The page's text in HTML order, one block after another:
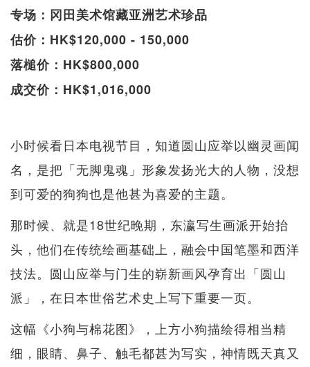
专场：冈田美术馆藏亚洲艺术珍品
估价：HK$120,000 - 150,000
落槌价：HK$800,000
成交价：HK$1,016,000
小时候看日本电视节目，知道圆山应举以幽灵画闻
名，是把「无脚鬼魂」形象发扬光大的人物，没想
到可爱的狗狗也是他甚为喜爱的主题。
那时候、就是18世纪晚期，东瀛写生画派开始抬
头，他们在传统绘画基础上，融会中国笔墨和西洋
技法。圆山应举与门生的崭新画风孕育出「圆山
派」，在日本世俗艺术史上写下重要一页。
这幅《小狗与棉花图》，上方小狗描绘得相当精
细，眼睛、鼻子、触毛都甚为写实，神情既天真又